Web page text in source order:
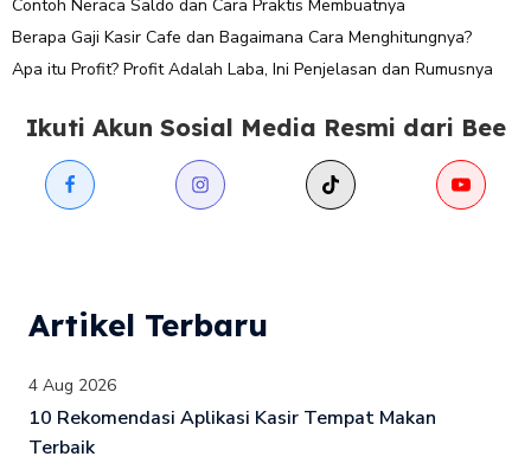
Contoh Neraca Saldo dan Cara Praktis Membuatnya
Berapa Gaji Kasir Cafe dan Bagaimana Cara Menghitungnya?
Apa itu Profit? Profit Adalah Laba, Ini Penjelasan dan Rumusnya
Ikuti Akun Sosial Media Resmi dari Bee
Artikel Terbaru
4 Aug 2026
10 Rekomendasi Aplikasi Kasir Tempat Makan
Terbaik